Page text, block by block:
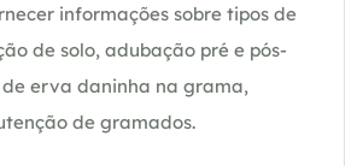
informações sobre tipos de
de solo, adubação pré e pós-
erva daninha na grama,
de gramados.